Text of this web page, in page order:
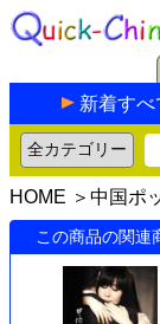
新着すべ
HOME ＞ 中国ポ
この商品の関連